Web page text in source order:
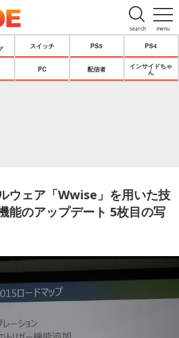
menu
search
スイッチ PS5 PS4
PC 配信者
インサイドちゃ
ん
ウェア「Wwise」を用いた技
能のアップデート 5枚目の写